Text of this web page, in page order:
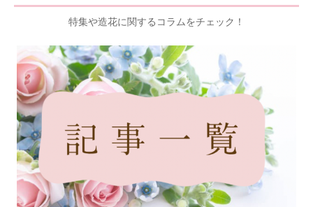
特集や造花に関するコラムをチェック！